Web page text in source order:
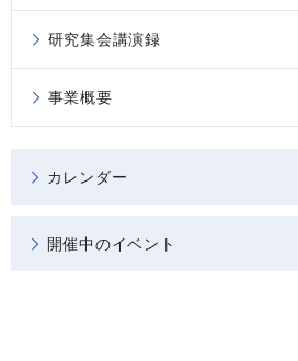
研究集会講演録
事業概要
カレンダー
開催中のイベント